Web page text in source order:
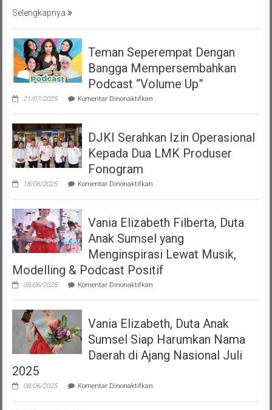
Selengkapnya
Teman Seperempat Dengan
Bangga Mempersembahkan
Podcast “Volume Up”
21/07/2025 Komentar Dinonaktifkanpada
Seperempat
Bangga
Mempersembahkan
Podcast
DJKI Serahkan Izin Operasional
Kepada Dua LMK Produser
Fonogram
18/06/2025 Komentar Dinonaktifkanpada
Serahkan
Operasional
Kepada
Dua
LMK
Produser
Fonogram
Vania Elizabeth Filberta, Duta
Anak Sumsel yang
Menginspirasi Lewat Musik,
Modelling & Podcast Positif
08/06/2025 Komentar Dinonaktifkanpada
Elizabeth
Duta
Anak
Sumsel
Menginspirasi
Modelling
Vania Elizabeth, Duta Anak
Sumsel Siap Harumkan Nama
Daerah di Ajang Nasional Juli
2025
08/06/2025 Komentar Dinonaktifkanpada
Elizabeth,